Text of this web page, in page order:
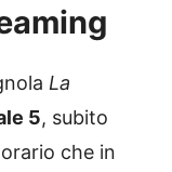
La
5, subito
che in